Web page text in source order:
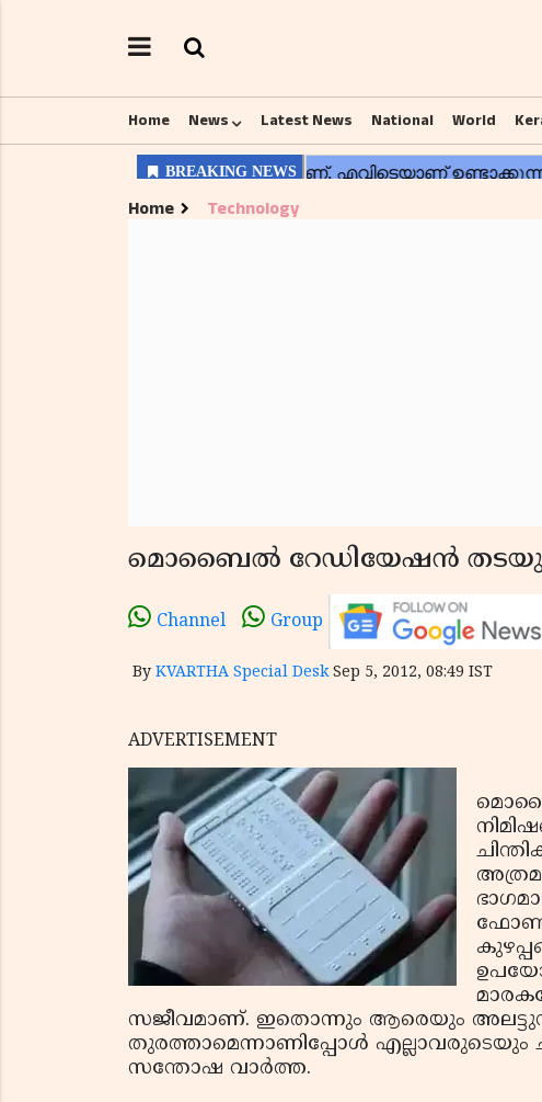
Home News Latest News National World
Home Technology
മൊബൈല്‍ റേഡിയേഷന്‍
Channel Group
By KVARTHA Special Desk Sep 5, 2012, 08:49 IST
ADVERTISEMENT
ഫോണ്‍
സജീവമാണ്. ഇതൊന്നും ആരെയും
തുരത്താമെന്നാണിപ്പോള്‍ എല്ലാവരുടെയും
സന്തോഷ വാര്‍ത്ത.